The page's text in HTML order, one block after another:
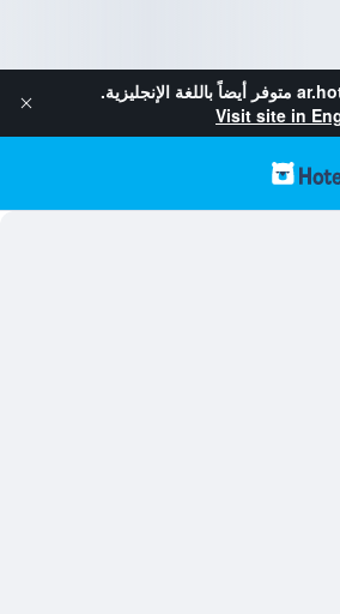
متوفر أيضاً باللغة الإنجليزية.
Visit site in